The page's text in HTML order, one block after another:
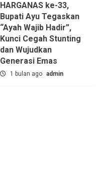
HARGANAS ke-33,
Bupati Ayu Tegaskan
“Ayah Wajib Hadir”,
Kunci Cegah Stunting
dan Wujudkan
Generasi Emas
1 bulan ago admin